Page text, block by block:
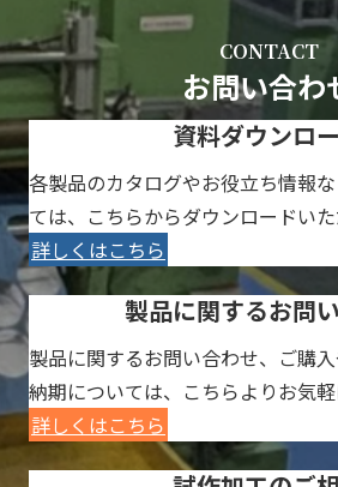
CONTACT
お問い合わ
資料ダウンロ
各製品のカタログやお役立ち情報
ては、こちらからダウンロードいた
詳しくはこちら
製品に関するお問
製品に関するお問い合わせ、ご購
納期については、こちらよりお気軽
詳しくはこちら